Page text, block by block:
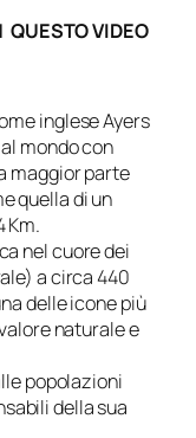
QUESTO VIDEO
inglese Ayers
mondo con
maggior parte
quella di un
Km.
nel cuore dei
a circa 440
delle icone più
naturale e
popolazioni
della sua